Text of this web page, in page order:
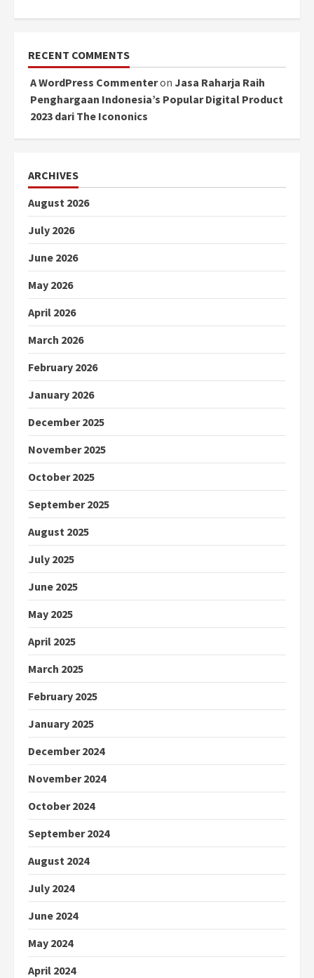
RECENT COMMENTS
A WordPress Commenteron Jasa Raharja Raih
Penghargaan Indonesia’s Popular Digital Product
2023 dari The Icononics
ARCHIVES
August 2026
July 2026
June 2026
May 2026
April 2026
March 2026
February 2026
January 2026
December 2025
November 2025
October 2025
September 2025
August 2025
July 2025
June 2025
May 2025
April 2025
March 2025
February 2025
January 2025
December 2024
November 2024
October 2024
September 2024
August 2024
July 2024
June 2024
May 2024
April 2024